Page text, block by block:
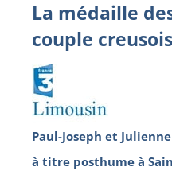
La médaille
couple creusois
Paul-Joseph et
à titre posthume à